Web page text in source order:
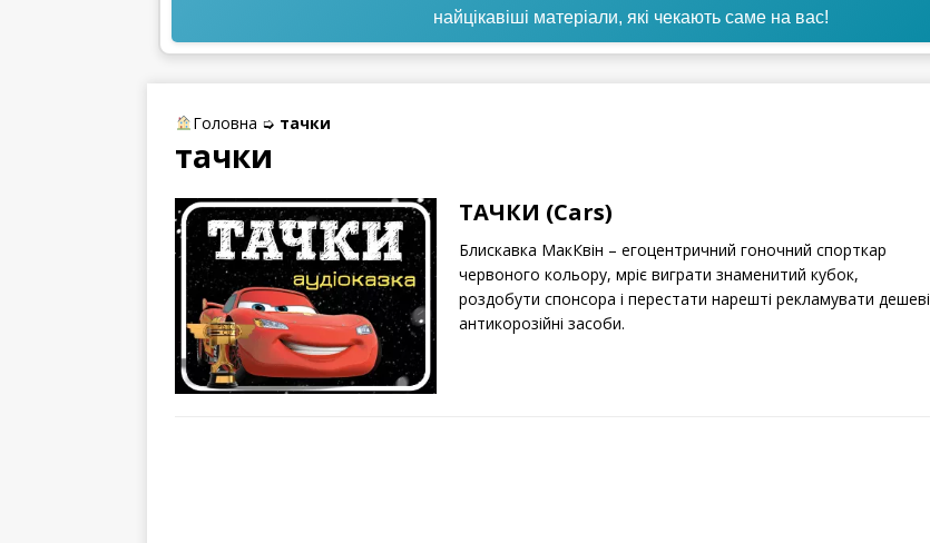
найцікавіші матеріали, які чекають саме на вас!
Головна ➭ тачки
тачки
ТАЧКИ (Cars)
Блискавка МакКвін – егоцентричний гоночний спорткар
червоного кольору, мріє виграти знаменитий кубок,
роздобути спонсора і перестати нарешті рекламувати дешеві
антикорозійні засоби.